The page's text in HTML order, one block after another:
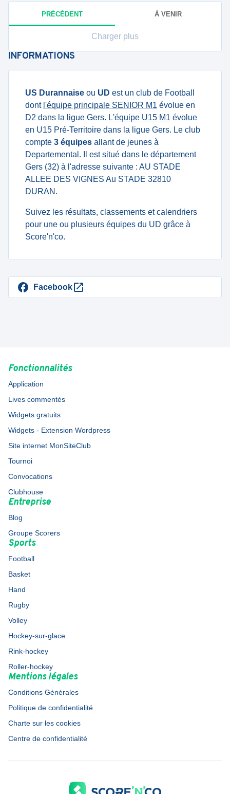
PRÉCÉDENT À VENIR
Charger plus
INFORMATIONS
US Durannaise ou UD est un club de Football
dont l'équipe principale SENIOR M1 évolue en
D2 dans la ligue Gers. L'équipe U15 M1 évolue
en U15 Pré-Territoire dans la ligue Gers. Le club
compte 3 équipes allant de jeunes à
Departemental. Il est situé dans le département
Gers (32) à l'adresse suivante : AU STADE
ALLEE DES VIGNES Au STADE 32810
DURAN.
Suivez les résultats, classements et calendriers
pour une ou plusieurs équipes du UD grâce à
Score'n'co.
Facebook
Fonctionnalités
Application
Lives commentés
Widgets gratuits
Widgets - Extension Wordpress
Site internet MonSiteClub
Tournoi
Convocations
Clubhouse
Entreprise
Blog
Groupe Scorers
Sports
Football
Basket
Hand
Rugby
Volley
Hockey-sur-glace
Rink-hockey
Roller-hockey
Mentions légales
Conditions Générales
Politique de confidentialité
Charte sur les cookies
Centre de confidentialité